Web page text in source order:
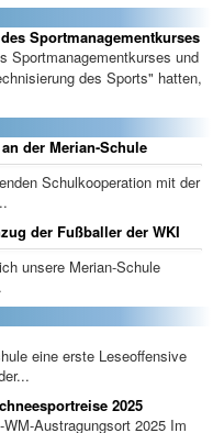
Sportmanagementkurses
Sportmanagementkurses und
des Sports" hatten,
der Merian-Schule
Schulkooperation mit der
der Fußballer der WKI
unsere Merian-Schule
eine erste Leseoffensive
2025
Austragungsort 2025 Im